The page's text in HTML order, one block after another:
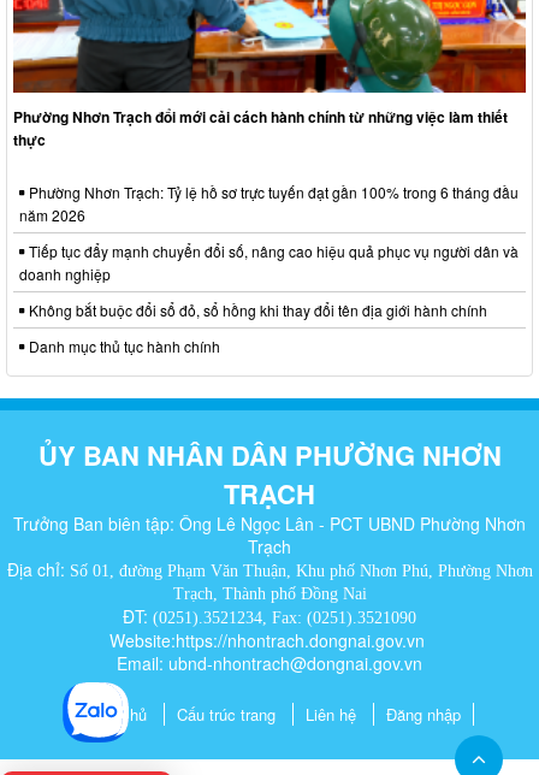
Phường Nhơn Trạch đổi mới cải cách hành chính từ những việc làm thiết
thực
Phường Nhơn Trạch: Tỷ lệ hồ sơ trực tuyến đạt gần 100% trong 6 tháng đầu
năm 2026
Tiếp tục đẩy mạnh chuyển đổi số, nâng cao hiệu quả phục vụ người dân và
doanh nghiệp
Không bắt buộc đổi sổ đỏ, sổ hồng khi thay đổi tên địa giới hành chính
Danh mục thủ tục hành chính
ỦY BAN NHÂN DÂN PHƯỜNG NHƠN
TRẠCH
Trưởng Ban biên tập: Ông Lê Ngọc Lân - PCT UBND Phường Nhơn
Trạch
Địa chỉ: Số 01, đường Phạm Văn Thuận, Khu phố Nhơn Phú, Phường Nhơn
Trạch, Thành phố Đồng Nai
ĐT: (0251).3521234, Fax: (0251).3521090
Website:https://nhontrach.dongnai.gov.vn
Email: ubnd-nhontrach@dongnai.gov.vn​
Trang chủ Cấu trúc trang Liên hệ Đăng nhập